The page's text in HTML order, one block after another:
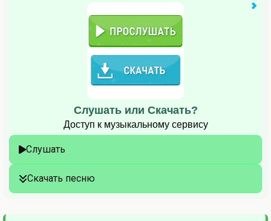
Слушать или Скачать?
Доступ к музыкальному сервису
Слушать
Скачать песню